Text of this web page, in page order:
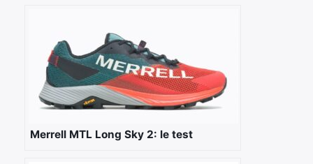
Merrell MTL Long Sky 2: le test